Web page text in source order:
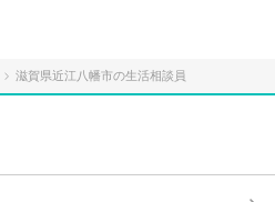
滋賀県近江八幡市の生活相談員